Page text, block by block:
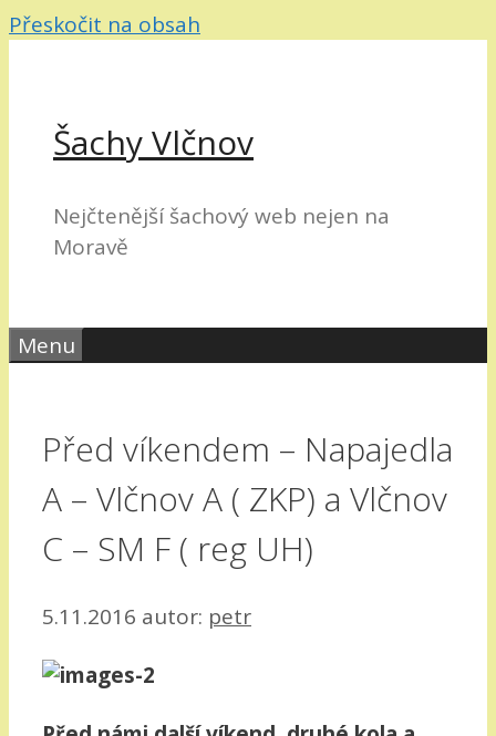
Přeskočit na obsah
Šachy Vlčnov
Nejčtenější šachový web nejen na
Moravě
Menu
Před víkendem – Napajedla
A – Vlčnov A ( ZKP) a Vlčnov
C – SM F ( reg UH)
5.11.2016 autor: petr